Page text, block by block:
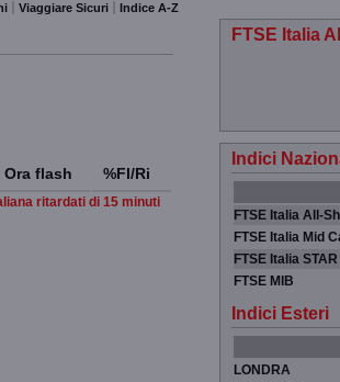
Viaggiare Sicuri Indice A-Z
Ora flash %Fl/Ri
ritardati di 15 minuti
FTSE Italia
Indici
FTSE Italia All-
FTSE Italia Mid
FTSE Italia STAR
FTSE MIB
Indici Esteri
LONDRA